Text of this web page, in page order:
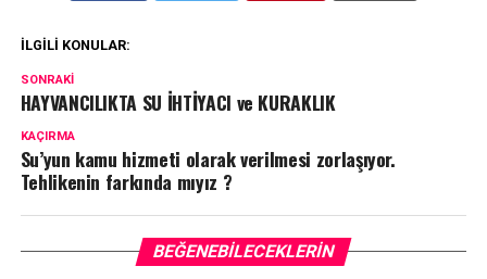
İLGILI KONULAR:
SONRAKI
HAYVANCILIKTA SU İHTİYACI ve KURAKLIK
KAÇIRMA
Su’yun kamu hizmeti olarak verilmesi zorlaşıyor.
Tehlikenin farkında mıyız ?
BEĞENEBILECEKLERIN